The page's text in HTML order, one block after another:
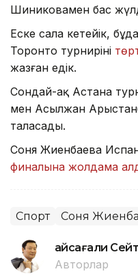
Шиниковамен бас
Еске сала кетейік,
Торонто турнирінің
жазған едік.
Сондай-ақ Астана
мен Асылжан
таласады.
Соня Жиенбаева
финалына жолдама
Спорт Соня
Ғайсағали
Авторлар